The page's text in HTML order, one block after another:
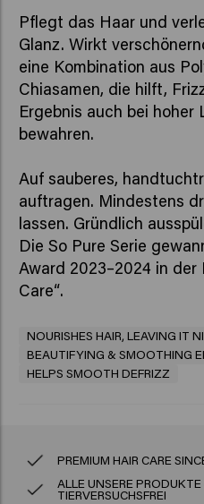
Pflegt das Haar und
Glanz. Wirkt
eine Kombination aus
Chiasamen, die hilft,
Ergebnis auch bei
bewahren.
Auf sauberes,
auftragen. Mindestens
lassen. Gründlich
Die So Pure Serie
Award 2023–2024 in der
Care“.
NOURISHES HAIR, LEAVING IT
BEAUTIFYING & SMOOTHING
HELPS SMOOTH DEFRIZZ
PREMIUM HAIR CARE
ALLE UNSERE
TIERVERSUCHSFREI